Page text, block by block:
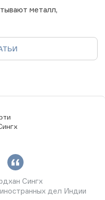
металл,
Сингх
дел Индии